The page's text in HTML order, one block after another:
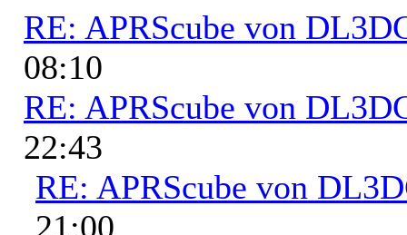
RE: APRScube von
08:10
RE: APRScube von
22:43
RE: APRScube von
21:00